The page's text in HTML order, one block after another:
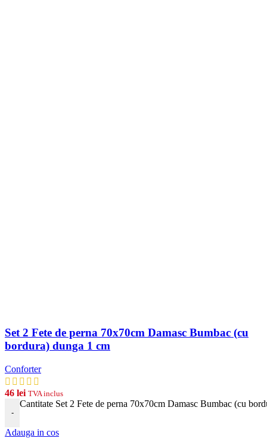
Set 2 Fete de perna 70x70cm Damasc Bumbac (cu
bordura) dunga 1 cm
Conforter
46 lei TVA inclus
-
Cantitate Set 2 Fete de perna 70x70cm Damasc Bumbac (cu
Adauga in cos